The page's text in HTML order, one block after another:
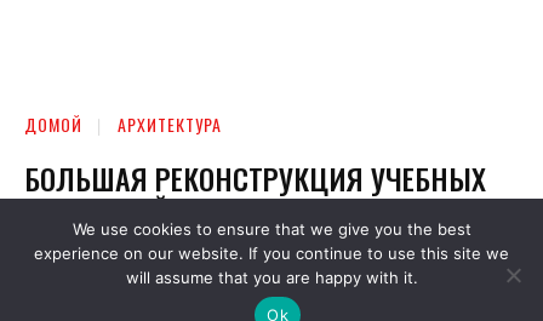
We use cookies to ensure that we give you the best
experience on our website. If you continue to use this site we
will assume that you are happy with it.
Ok